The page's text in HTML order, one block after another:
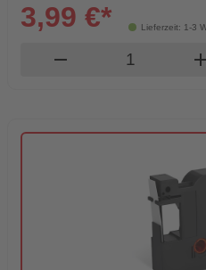
Lieferzeit: 1-3
3,99 €*
remove Produkt add